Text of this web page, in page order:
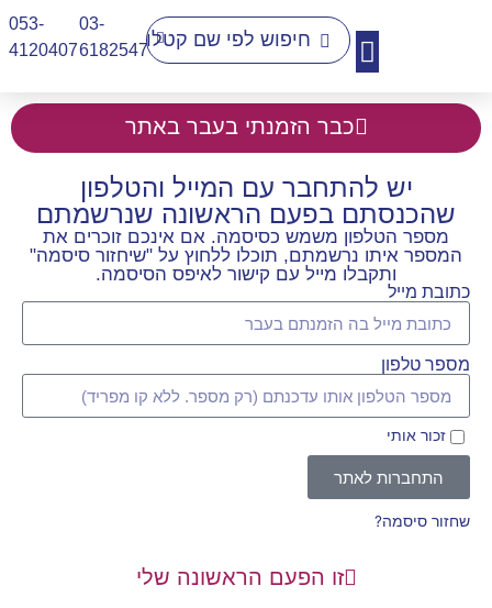
03-
6182547
053-
4120407​
כבר הזמנתי בעבר באתר
זו הפעם הראשונה שלי
יש להתחבר עם המייל והטלפון
שהכנסתם בפעם הראשונה שנרשמתם
מספר הטלפון משמש כסיסמה. אם אינכם זוכרים את
המספר איתו נרשמתם, תוכלו ללחוץ על "שיחזור סיסמה"
ותקבלו מייל עם קישור לאיפס הסיסמה.
כתובת מייל
מספר טלפון
זכור אותי
התחברות לאתר
שחזור סיסמה?